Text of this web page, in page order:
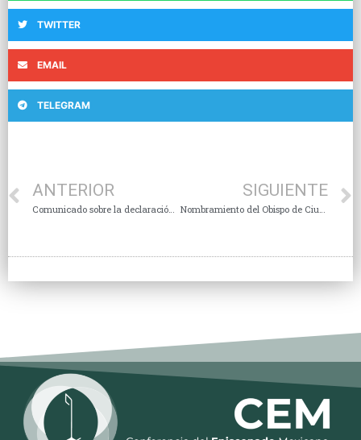
TWITTER
EMAIL
TELEGRAM
ANTERIOR
Comunicado sobre la declaración «FIDUCIA SUPPLICANS»
SIGUIENTE
Nombramiento del Obispo de Ciudad Guzmán y Aceptación de Renuncia